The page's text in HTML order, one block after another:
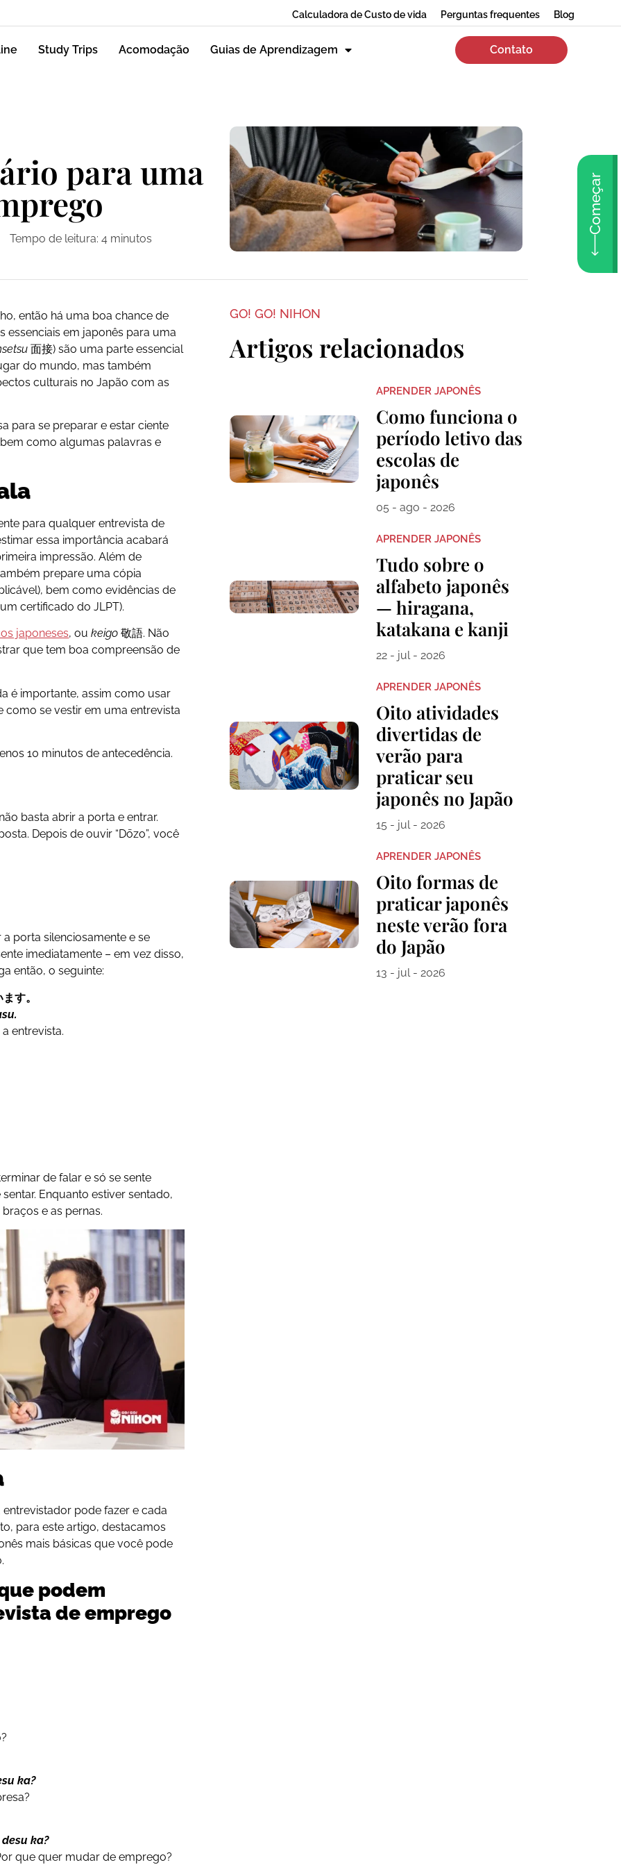
Calculadora de Custo de vida Perguntas frequentes Blog
Study Trips Acomodação Guias de Aprendizagem Contato
Começar
para uma
Tempo de leitura: 4 minutos
então há uma boa chance de
essenciais em japonês para uma
面接) são uma parte essencial
do mundo, mas também
culturais no Japão com as
para se preparar e estar ciente
como algumas palavras e
para qualquer entrevista de
essa importância acabará
impressão. Além de
prepare uma cópia
bem como evidências de
certificado do JLPT).
japoneses, oukeigo 敬語. Não
que tem boa compreensão de
é importante, assim como usar
como se vestir em uma entrevista
10 minutos de antecedência.
basta abrir a porta e entrar.
Depois de ouvir “Dōzo”, você
porta silenciosamente e se
imediatamente – em vez disso,
então, o seguinte:
す。
entrevista.
de falar e só se sente
Enquanto estiver sentado,
e as pernas.
pode fazer e cada
para este artigo, destacamos
mais básicas que você pode
podem
de emprego
ka?
ka?
que quer mudar de emprego?
GO! GO! NIHON
Artigos relacionados
APRENDER JAPONÊS
Como funciona o
período letivo das
escolas de
japonês
05 - ago - 2026
APRENDER JAPONÊS
Tudo sobre o
alfabeto japonês
— hiragana,
katakana e kanji
22 - jul - 2026
APRENDER JAPONÊS
Oito atividades
divertidas de
verão para
praticar seu
japonês no Japão
15 - jul - 2026
APRENDER JAPONÊS
Oito formas de
praticar japonês
neste verão fora
do Japão
13 - jul - 2026